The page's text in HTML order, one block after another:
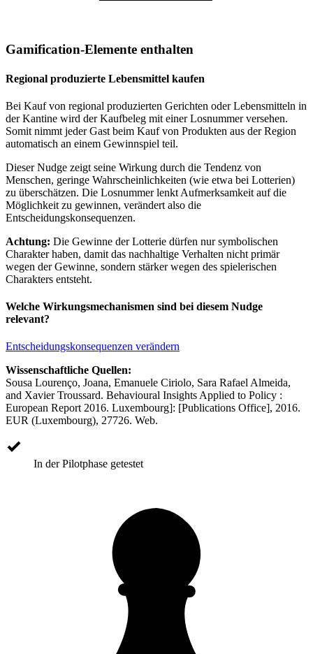
Gamification-Elemente enthalten
Regional produzierte Lebensmittel kaufen
Bei Kauf von regional produzierten Gerichten oder Lebensmitteln in
der Kantine wird der Kaufbeleg mit einer Losnummer versehen.
Somit nimmt jeder Gast beim Kauf von Produkten aus der Region
automatisch an einem Gewinnspiel teil.
Dieser Nudge zeigt seine Wirkung durch die Tendenz von
Menschen, geringe Wahrscheinlichkeiten (wie etwa bei Lotterien)
zu überschätzen. Die Losnummer lenkt Aufmerksamkeit auf die
Möglichkeit zu gewinnen, verändert also die
Entscheidungskonsequenzen.
Achtung: Die Gewinne der Lotterie dürfen nur symbolischen
Charakter haben, damit das nachhaltige Verhalten nicht primär
wegen der Gewinne, sondern stärker wegen des spielerischen
Charakters entsteht.
Welche Wirkungsmechanismen sind bei diesem Nudge
relevant?
Entscheidungskonsequenzen verändern
Wissenschaftliche Quellen:
Sousa Lourenço, Joana, Emanuele Ciriolo, Sara Rafael Almeida,
and Xavier Troussard. Behavioural Insights Applied to Policy :
European Report 2016. Luxembourg]: [Publications Office], 2016.
EUR (Luxembourg), 27726. Web.
In der Pilotphase getestet